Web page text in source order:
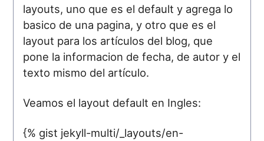
layouts, uno que es el default y agrega lo
basico de una pagina, y otro que es el
layout para los artículos del blog, que
pone la informacion de fecha, de autor y el
texto mismo del artículo.
Veamos el layout default en Ingles:
{% gist jekyll-multi/_layouts/en-